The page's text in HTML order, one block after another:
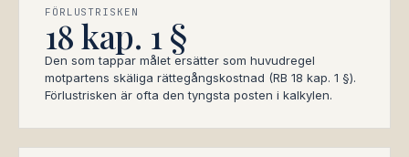
FÖRLUSTRISKEN
18 kap. 1 §
Den som tappar målet ersätter som huvudregel
motpartens skäliga rättegångskostnad (RB 18 kap. 1 §).
Förlustrisken är ofta den tyngsta posten i kalkylen.